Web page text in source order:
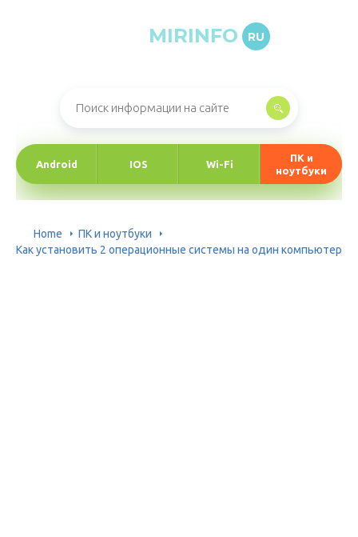
MIRINFO RU
Android IOS Wi-Fi
ПК и
ноутбуки
Home
ПК и ноутбуки
Как установить 2 операционные системы на один компьютер